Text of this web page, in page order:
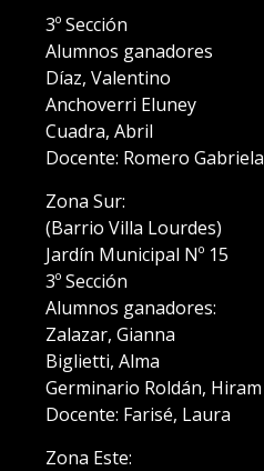
3º Sección
Alumnos ganadores
Díaz, Valentino
Anchoverri Eluney
Cuadra, Abril
Docente: Romero Gabriela
Zona Sur:
(Barrio Villa Lourdes)
Jardín Municipal Nº 15
3º Sección
Alumnos ganadores:
Zalazar, Gianna
Biglietti, Alma
Germinario Roldán, Hiram
Docente: Farisé, Laura
Zona Este: